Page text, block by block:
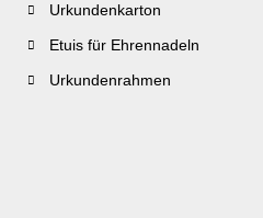
Urkundenkarton
Etuis für Ehrennadeln
Urkundenrahmen